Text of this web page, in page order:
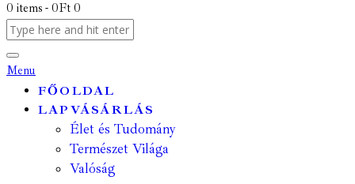
0 items - 0Ft 0
Menu
FŐOLDAL
LAPVÁSÁRLÁS
Élet és Tudomány
Természet Világa
Valóság